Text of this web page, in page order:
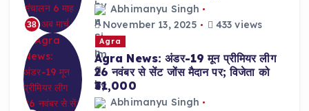
38
Abhimanyu Singh
November 13, 2025
433 views
Agra
Agra News: अंडर-19 मून प्रीमियर लीग
26 नवंबर से सेंट जोंस मैदान पर; विजेता को
₹31,000
Abhimanyu Singh